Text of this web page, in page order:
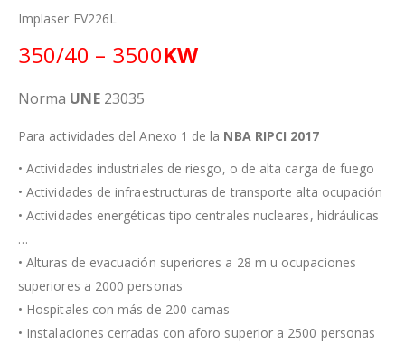
Implaser EV226L
350/40 – 3500KW
Norma UNE23035
Para actividades del Anexo 1 de la NBA RIPCI 2017
• Actividades industriales de riesgo, o de alta carga de fuego
• Actividades de infraestructuras de transporte alta ocupación
• Actividades energéticas tipo centrales nucleares, hidráulicas
…
• Alturas de evacuación superiores a 28 m u ocupaciones
superiores a 2000 personas
• Hospitales con más de 200 camas
• Instalaciones cerradas con aforo superior a 2500 personas